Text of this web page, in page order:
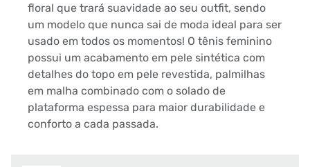
floral que trará suavidade ao seu outfit, sendo
um modelo que nunca sai de moda ideal para ser
usado em todos os momentos! O tênis feminino
possui um acabamento em pele sintética com
detalhes do topo em pele revestida, palmilhas
em malha combinado com o solado de
plataforma espessa para maior durabilidade e
conforto a cada passada.